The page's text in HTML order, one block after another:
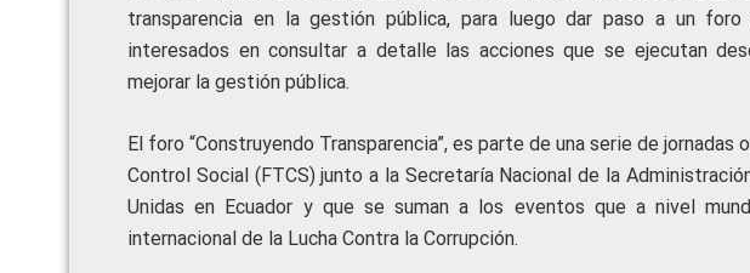
transparencia en la gestión pública, para luego dar paso a un
interesados en consultar a detalle las acciones que se ejecutan
mejorar la gestión pública.
El foro “Construyendo Transparencia”, es parte de una serie de jornadas
Control Social (FTCS) junto a la Secretaría Nacional de la
Unidas en Ecuador y que se suman a los eventos que a nivel
internacional de la Lucha Contra la Corrupción.